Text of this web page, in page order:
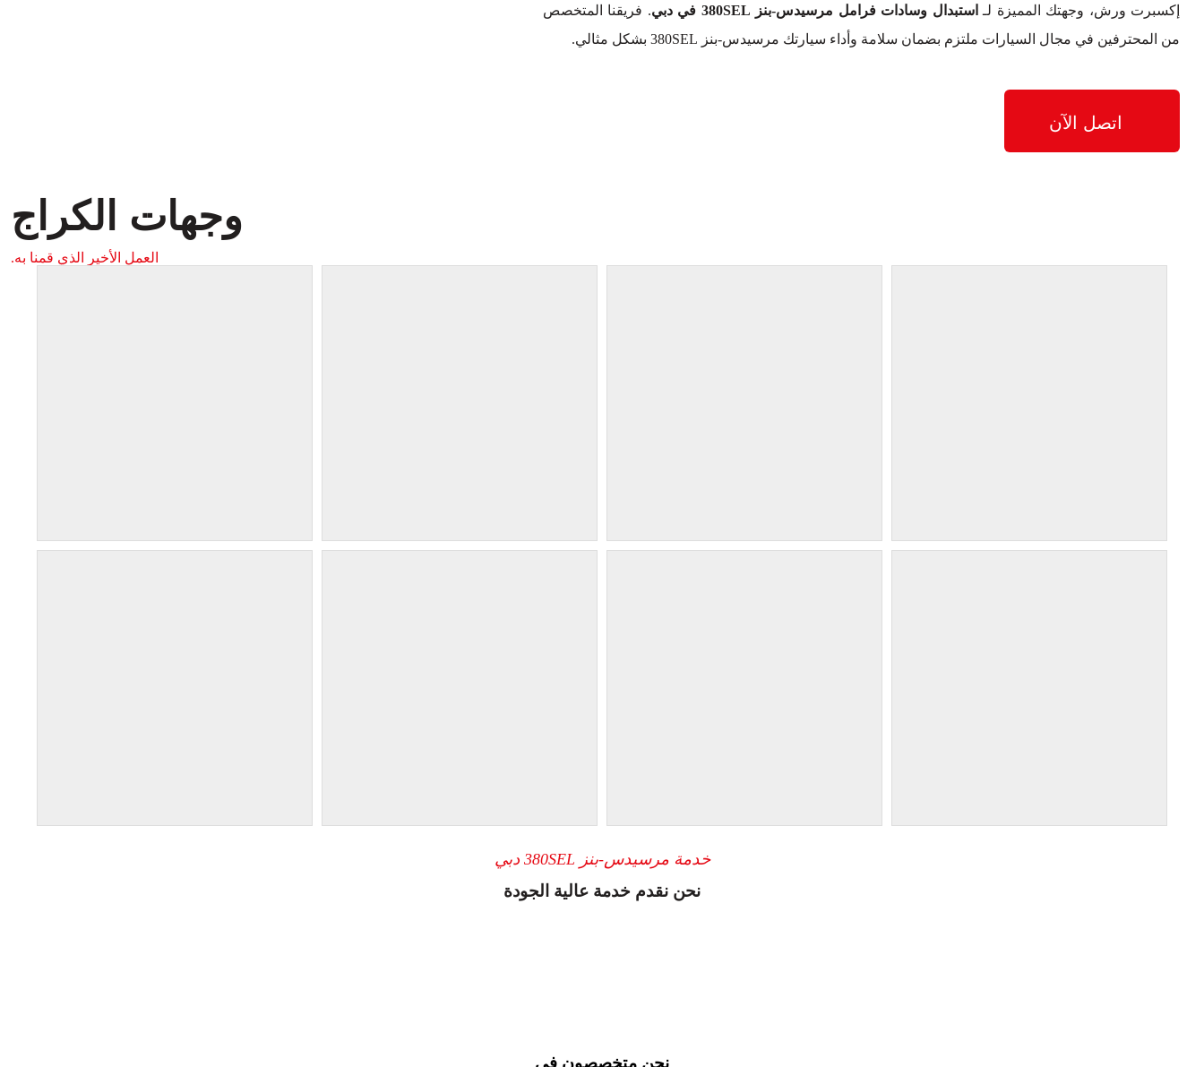
إكسبرت ورش، وجهتك المميزة لـ استبدال وسادات فرامل مرسيدس-بنز 380SEL في دبي
. فريقنا المتخصص
من المحترفين في مجال السيارات ملتزم بضمان سلامة وأداء سيارتك مرسيدس-بنز 380SEL بشكل مثالي.
اتصل الآن
وجهات الكراج
العمل الأخير الذي قمنا به.
خدمة مرسيدس-بنز 380SEL دبي
نحن نقدم خدمة عالية الجودة
نحن متخصصون في